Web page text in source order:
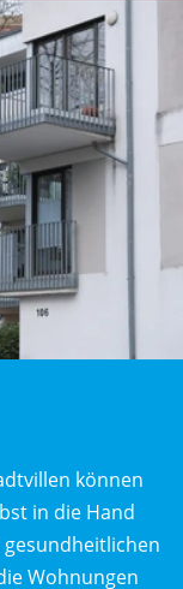
können
in die Hand
Wohnungen